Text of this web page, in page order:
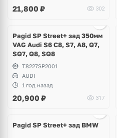
21,800 ₽ 302
Pagid SP Street+ зад 350мм
VAG Audi S6 C8, S7, A8, Q7,
SQ7, Q8, SQ8
T8227SP2001
AUDI
1 год назад
20,900 ₽ 317
Pagid SP Street+ зад BMW